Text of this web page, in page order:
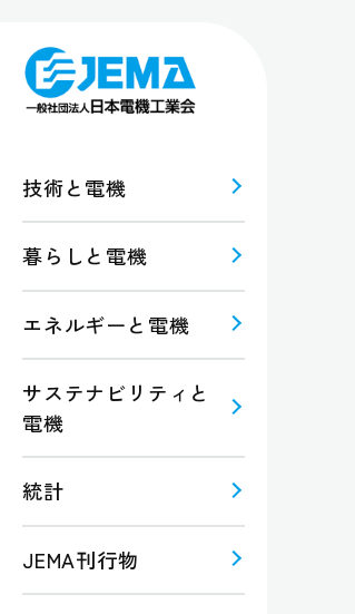
技術と電機
暮らしと電機
エネルギーと電機
サステナビリティと
電機
統計
JEMA刊行物
ギー